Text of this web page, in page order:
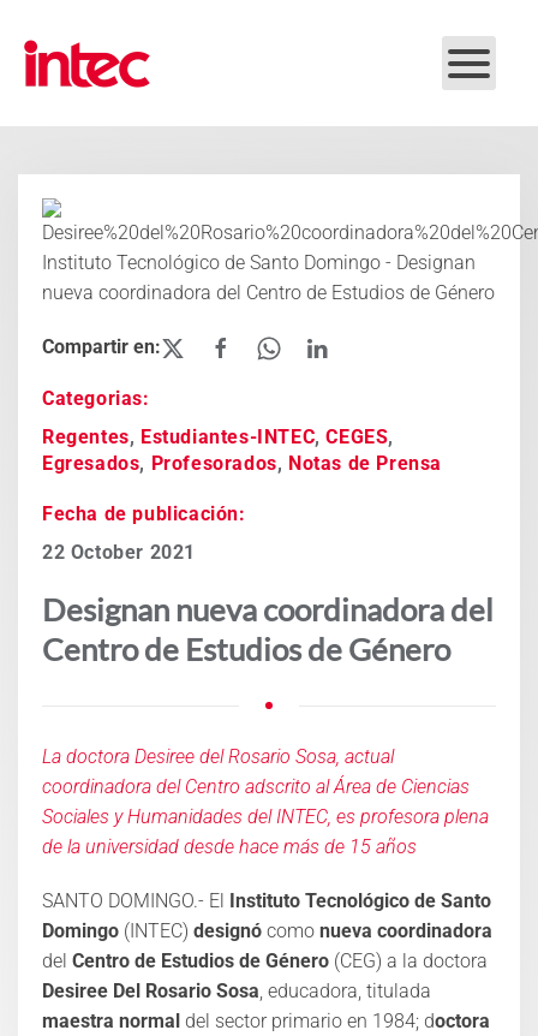
Skip to main content
Categorias:
Regentes, Estudiantes-INTEC,CEGES,
Egresados, Profesorados, Notas de Prensa
Fecha de publicación:
22 October 2021
Designan nueva coordinadora del
Centro de Estudios de Género
La doctora Desiree del Rosario Sosa, actual
coordinadora del Centro adscrito al Área de Ciencias
Sociales y Humanidades del INTEC, es profesora plena
de la universidad desde hace más de 15 años
SANTO DOMINGO.- El Instituto Tecnológico de Santo
Domingo (INTEC) designó como nueva coordinadora
del Centro de Estudios de Género (CEG) a la doctora
Desiree Del Rosario Sosa, educadora, titulada
maestra normal del sector primario en 1984; doctora